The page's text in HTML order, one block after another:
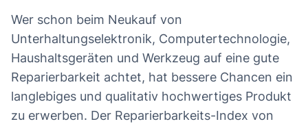
Wer schon beim Neukauf von
Unterhaltungselektronik, Computertechnologie,
Haushaltsgeräten und Werkzeug auf eine gute
Reparierbarkeit achtet, hat bessere Chancen ein
langlebiges und qualitativ hochwertiges Produkt
zu erwerben. Der Reparierbarkeits-Index von